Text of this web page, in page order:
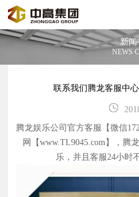
新闻
NEWS
联系我们腾龙客服中
腾龙娱乐公司官方客服【微信
网【www.TL9045.com】，腾
乐，并且客服24小时